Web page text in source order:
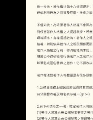
各種插畫。然
的過程，究竟
為了備受爭議
表示，他從公
超乎了預想 的
相關職業